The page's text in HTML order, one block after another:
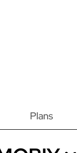
Plans